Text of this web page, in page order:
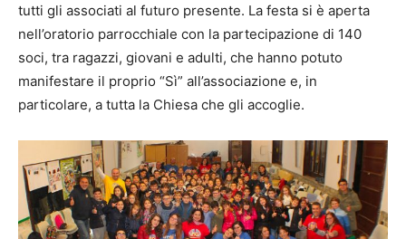
tutti gli associati al futuro presente. La festa si è aperta
nell’oratorio parrocchiale con la partecipazione di 140
soci, tra ragazzi, giovani e adulti, che hanno potuto
manifestare il proprio “Sì” all’associazione e, in
particolare, a tutta la Chiesa che gli accoglie.